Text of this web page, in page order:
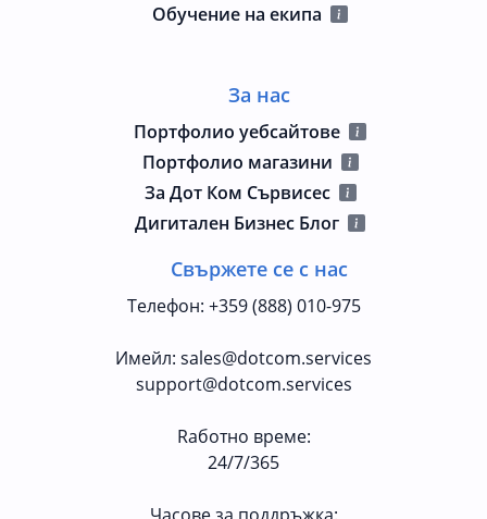
Обучение на екипа
За нас
Портфолио уебсайтове
Портфолио магазини
За Дот Ком Сървисес
Дигитален Бизнес Блог
Свържете се с нас
Телефон: +359 (888) 010-975
Имейл: sales@dotcom.services
support@dotcom.services
Rаботно време:
24/7/365